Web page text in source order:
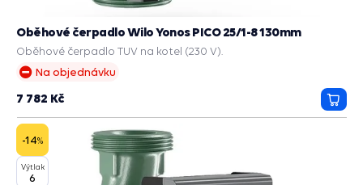
Na objednávku
Oběhové čerpadlo Wilo Yonos PICO 25/1-8 130mm
Oběhové čerpadlo TUV na kotel (230 V).
7 782 Kč
do
-14%
Výtlak
6